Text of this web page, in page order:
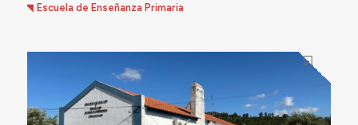
Escuela de Enseñanza Primaria